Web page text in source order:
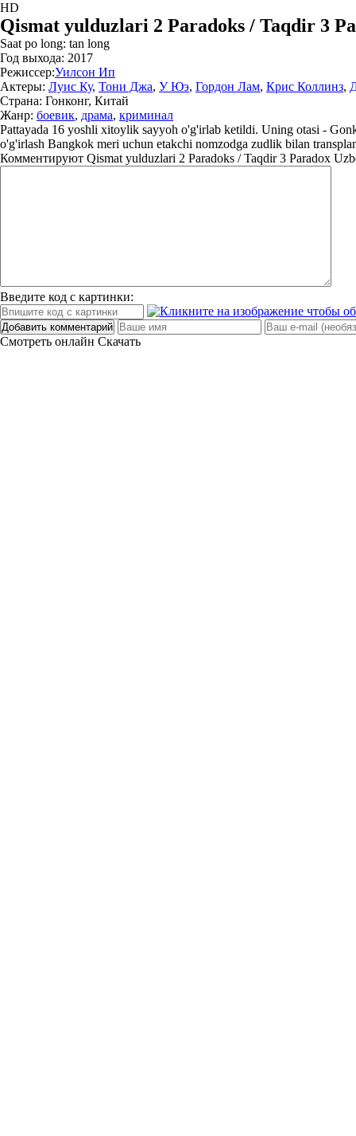
HD
Qismat yulduzlari 2 Paradoks / Taqdir 3
Saat po long: tan long
Год выхода: 2017
Режиссер:Уилсон Ип
Актеры: Луис Ку, Тони Джа, У Юэ, Гордон Лам, Крис Коллинз,
Страна: Гонконг, Китай
Жанр: боевик, драма, криминал
Pattayada 16 yoshli xitoylik sayyoh o'g'irlab ketildi. Uning otasi -
o'g'irlash Bangkok meri uchun etakchi nomzodga zudlik bilan
Комментируют Qismat yulduzlari 2 Paradoks / Taqdir 3 Paradox
Введите код с картинки:
Добавить комментарий
Смотреть онлайн Скачать